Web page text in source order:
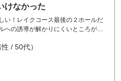
けなかった
い！レイクコース最後の２ホールだ
への誘導が解かりにくいところが幾
性 / 50代）